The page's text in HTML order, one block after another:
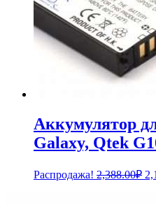
Аккумулятор
Galaxy, Qtek
Распродажа! 2,388.00₽